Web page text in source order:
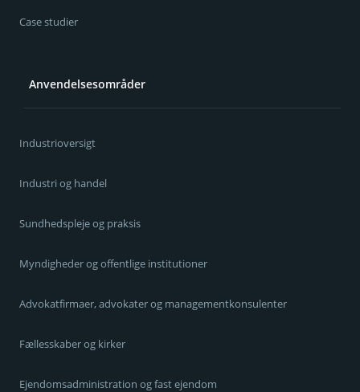
Case studier
Anvendelsesområder
Industrioversigt
Industri og handel
Sundhedspleje og praksis
Myndigheder og offentlige institutioner
Advokatfirmaer, advokater og managementkonsulenter
Fællesskaber og kirker
Ejendomsadministration og fast ejendom